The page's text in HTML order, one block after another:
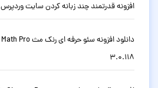
افزونه قدرتمند چند زبانه کردن سایت وردپرس WPML نسخه 4.9.6
3.0.118